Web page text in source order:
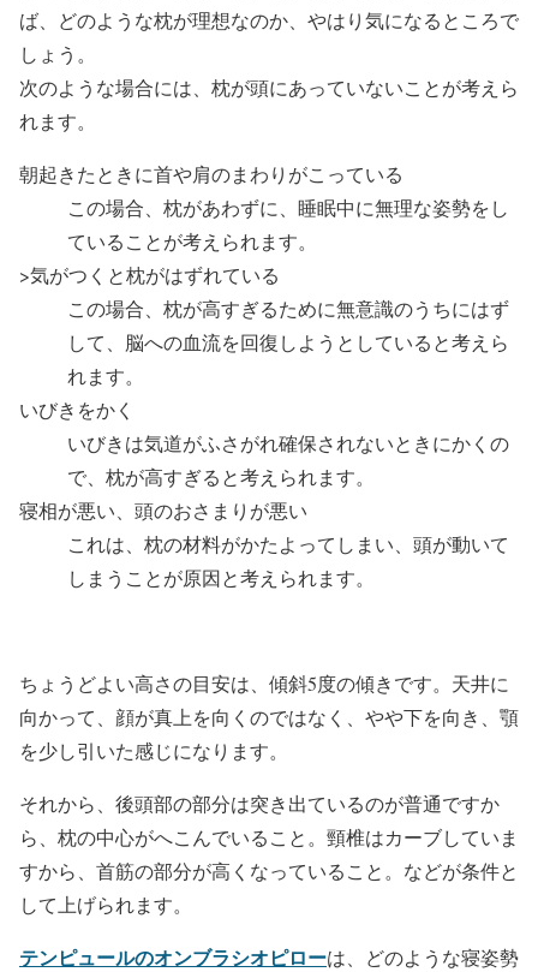
ば、どのような枕が理想なのか、やはり気になるところで
しょう。
次のような場合には、枕が頭にあっていないことが考えら
れます。
朝起きたときに首や肩のまわりがこっている
この場合、枕があわずに、睡眠中に無理な姿勢をし
ていることが考えられます。
>気がつくと枕がはずれている
この場合、枕が高すぎるために無意識のうちにはず
して、脳への血流を回復しようとしていると考えら
れます。
いびきをかく
いびきは気道がふさがれ確保されないときにかくの
で、枕が高すぎると考えられます。
寝相が悪い、頭のおさまりが悪い
これは、枕の材料がかたよってしまい、頭が動いて
しまうことが原因と考えられます。
ちょうどよい高さの目安は、傾斜5度の傾きです。天井に
向かって、顔が真上を向くのではなく、やや下を向き、顎
を少し引いた感じになります。
それから、後頭部の部分は突き出ているのが普通ですか
ら、枕の中心がへこんでいること。頸椎はカーブしていま
すから、首筋の部分が高くなっていること。などが条件と
して上げられます。
テンピュールのオンブラシオピローは、どのような寝姿勢